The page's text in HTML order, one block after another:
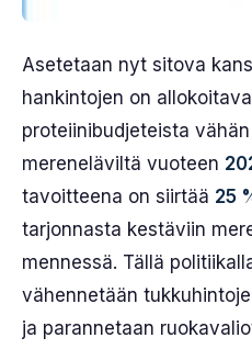
Asetetaan nyt sitova
hankintojen on allokoitava
proteiinibudjeteista
mereneläviltä vuoteen
tavoitteena on siirtää 25
tarjonnasta kestäviin
mennessä. Tällä
vähennetään
ja parannetaan